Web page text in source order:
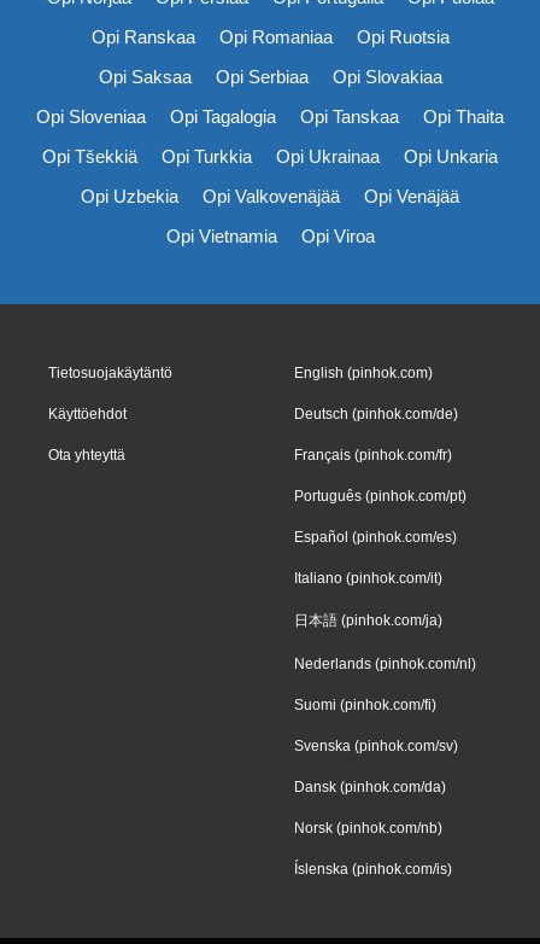
Opi Ranskaa
Opi Romaniaa
Opi Ruotsia
Opi Saksaa
Opi Serbiaa
Opi Slovakiaa
Opi Sloveniaa
Opi Tagalogia Opi Tanskaa
Opi Thaita
Opi Tšekkiä
Opi Turkkia Opi Ukrainaa
Opi Unkaria
Opi Uzbekia
Opi Valkovenäjää
Opi Venäjää
Opi Vietnamia
Opi Viroa
Tietosuojakäytäntö
Käyttöehdot
Ota yhteyttä
English (pinhok.com)
Deutsch (pinhok.com/de)
Français (pinhok.com/fr)
Português (pinhok.com/pt)
Español (pinhok.com/es)
Italiano (pinhok.com/it)
日本語 (pinhok.com/ja)
Nederlands (pinhok.com/nl)
Suomi (pinhok.com/fi)
Svenska (pinhok.com/sv)
Dansk (pinhok.com/da)
Norsk (pinhok.com/nb)
Íslenska (pinhok.com/is)